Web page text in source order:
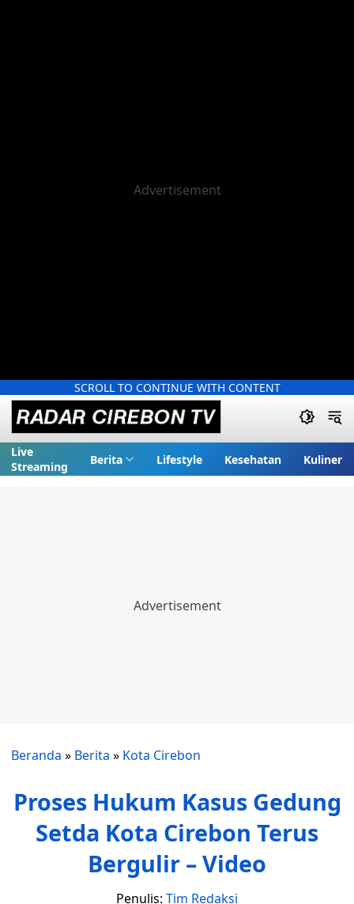
SCROLL TO CONTINUE WITH CONTENT
Live
Streaming
Berita Lifestyle Kesehatan Kuliner
Beranda » Berita » Kota Cirebon
Proses Hukum Kasus Gedung
Setda Kota Cirebon Terus
Bergulir – Video
Penulis: Tim Redaksi